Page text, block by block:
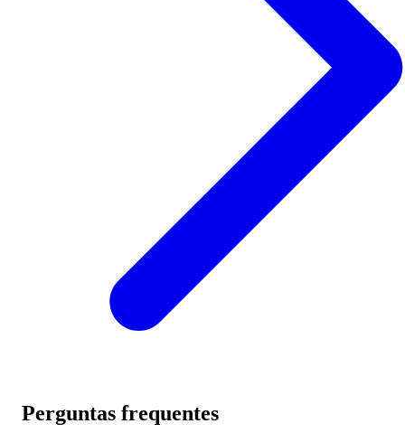
Perguntas frequentes